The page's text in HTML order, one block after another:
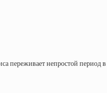
переживает непростой период